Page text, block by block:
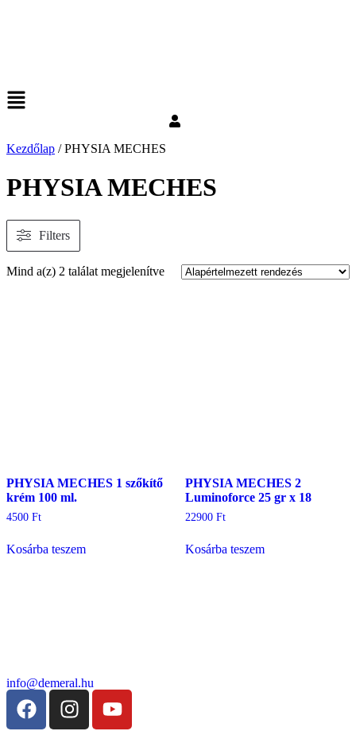
Kezdőlap / PHYSIA MECHES
PHYSIA MECHES
Filters
Mind a(z) 2 találat megjelenítve
PHYSIA MECHES 1 szőkítő
krém 100 ml.
4500 Ft
Kosárba teszem
PHYSIA MECHES 2
Luminoforce 25 gr x 18
22900 Ft
Kosárba teszem
info@demeral.hu